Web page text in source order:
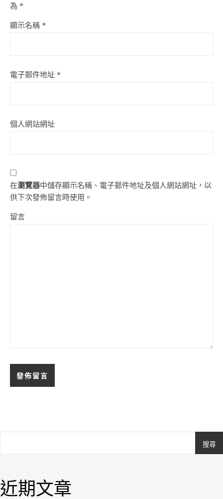
為 *
顯示名稱 *
電子郵件地址 *
個人網站網址
在瀏覽器中儲存顯示名稱、電子郵件地址及個人網站網址，以
供下次發佈留言時使用。
留言
搜尋
近期文章
Royal.